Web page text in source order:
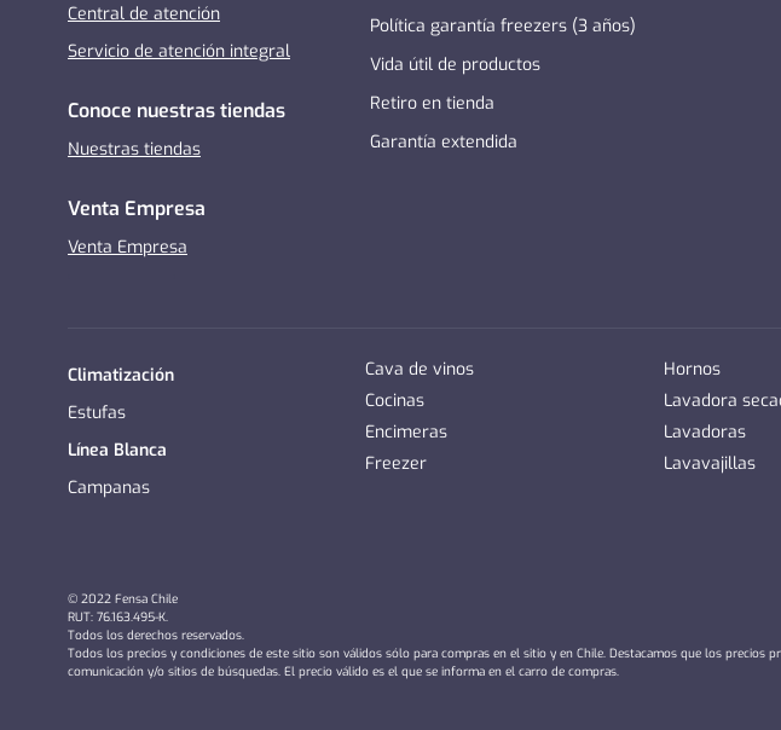
Central de atención
Servicio de atención integral
Conoce nuestras tiendas
Nuestras tiendas
Venta Empresa
Venta Empresa
Política garantía freezers (3 años)
Vida útil de productos
Retiro en tienda
Garantía extendida
Climatización
Estufas
Línea Blanca
Campanas
Cava de vinos
Cocinas
Encimeras
Freezer
Hornos
Lavadora
Lavadoras
Lavavajillas
© 2022 Fensa Chile
RUT: 76.163.495-K.
Todos los derechos reservados.
Todos los precios y condiciones de este sitio son válidos sólo para compras en el sitio y en Chile. Destacamos que los precios
comunicación y/o sitios de búsquedas. El precio válido es el que se informa en el carro de compras.